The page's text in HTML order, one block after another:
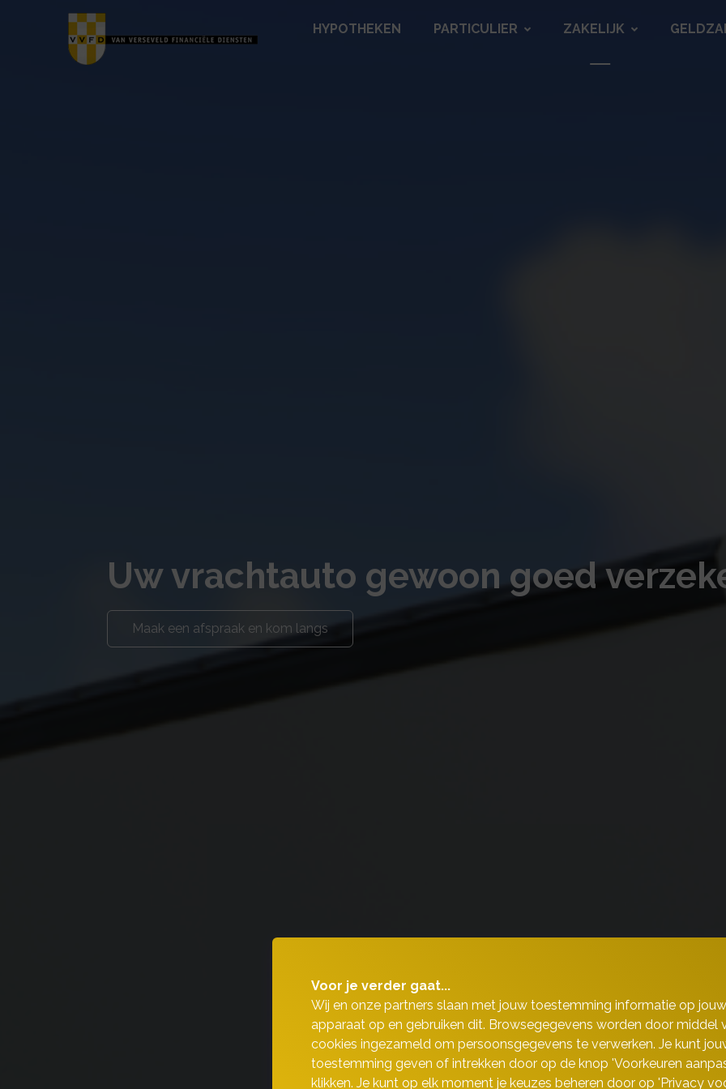
HYPOTHEKEN PARTICULIER ZAKELIJK
Uw vrachtauto gewoon goed
Maak een afspraak en kom langs
Voor je verder gaat...
Wij en onze partners slaan met jouw toestemming informatie op jouw
apparaat op en gebruiken dit. Browsegegevens worden door middel
cookies ingezameld om persoonsgegevens te verwerken. Je kunt
toestemming geven of intrekken door op de knop 'Voorkeuren
klikken. Je kunt op elk moment je keuzes beheren door op 'Privacy